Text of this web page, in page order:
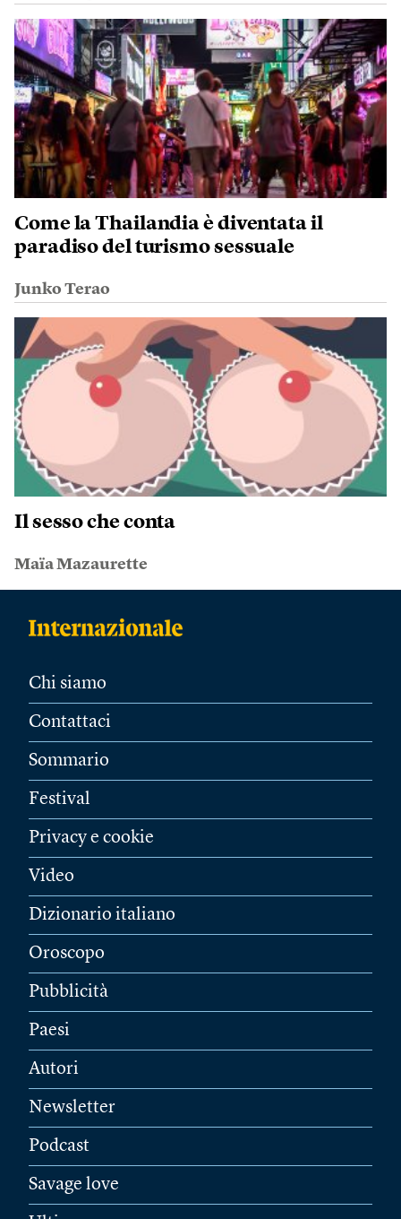
Come la Thailandia è diventata il
paradiso del turismo sessuale
Junko Terao
Il sesso che conta
Maïa Mazaurette
Chi siamo
Contattaci
Sommario
Festival
Privacy e cookie
Video
Dizionario italiano
Oroscopo
Pubblicità
Paesi
Autori
Newsletter
Podcast
Savage love